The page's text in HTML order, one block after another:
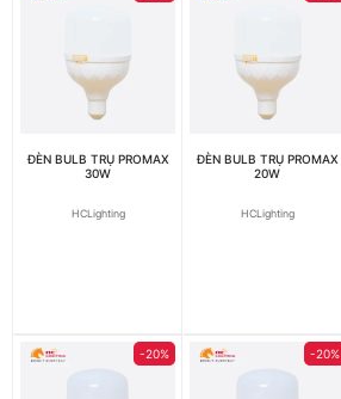
ĐÈN BULB TRỤ PROMAX
30W
HCLighting
ĐÈN BULB TRỤ PROMAX
20W
HCLighting
-20% -20%